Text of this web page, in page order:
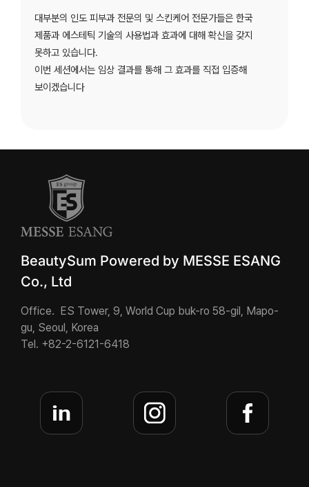
대부분의 인도 피부과 전문의 및 스킨케어 전문가들은 한국
제품과 에스테틱 기술의 사용법과 효과에 대해 확신을 갖지
못하고 있습니다.
이번 세션에서는 임상 결과를 통해 그 효과를 직접 입증해
보이겠습니다
BeautySum Powered by MESSE ESANG
Co., Ltd
Office. ES Tower, 9, World Cup buk-ro 58-gil, Mapo-
gu, Seoul, Korea
Tel. +82-2-6121-6418